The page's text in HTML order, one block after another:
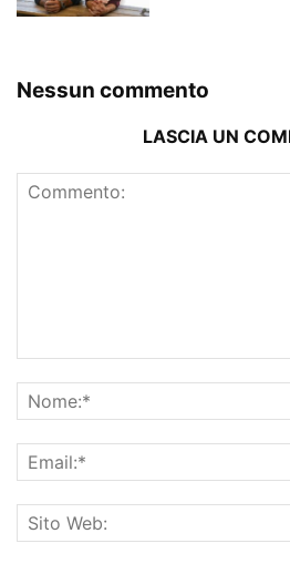
Nessun commento
LASCIA UN